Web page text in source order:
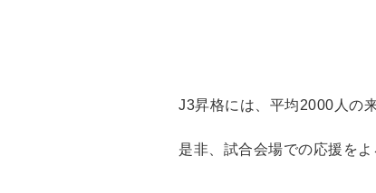
J3昇格には、平均2000人の
是非、試合会場での応援を